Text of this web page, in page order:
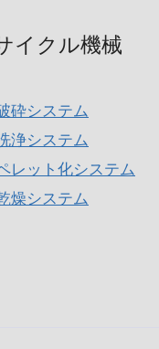
イクル機械
砕システム
浄システム
レット化システム
燥システム